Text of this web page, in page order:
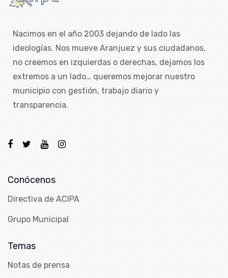
Nacimos en el año 2003 dejando de lado las
ideologías. Nos mueve Aranjuez y sus ciudadanos,
no creemos en izquierdas o derechas, dejamos los
extremos a un lado… queremos mejorar nuestro
municipio con gestión, trabajo diario y
transparencia.
Conócenos
Directiva de ACIPA
Grupo Municipal
Temas
Notas de prensa